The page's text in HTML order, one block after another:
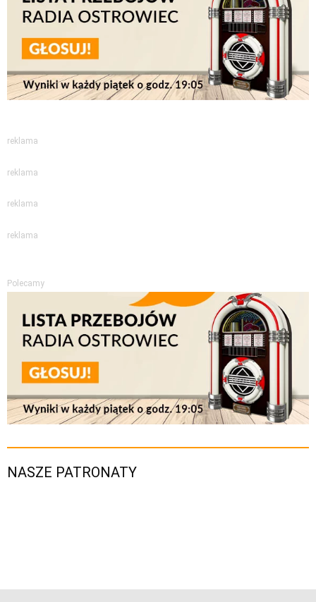
reklama
reklama
reklama
reklama
Polecamy
NASZE PATRONATY